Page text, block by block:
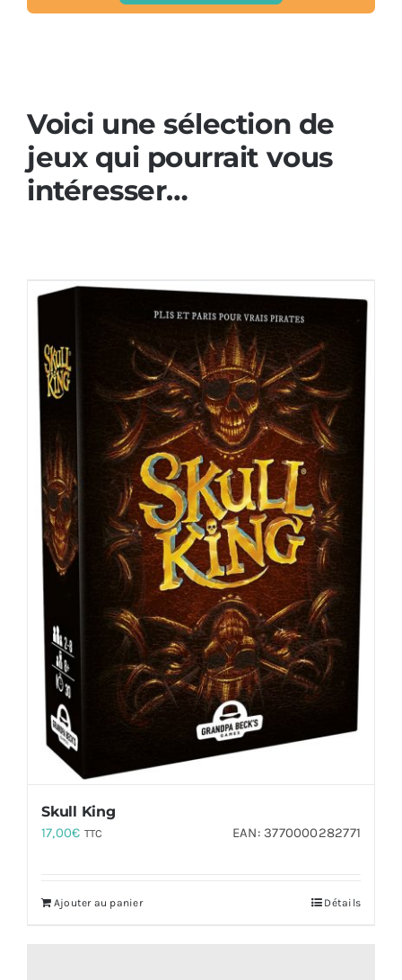
Voici une sélection de
jeux qui pourrait vous
intéresser…
Skull King
17,00€ TTC EAN:3770000282771
Ajouter au panier Détails